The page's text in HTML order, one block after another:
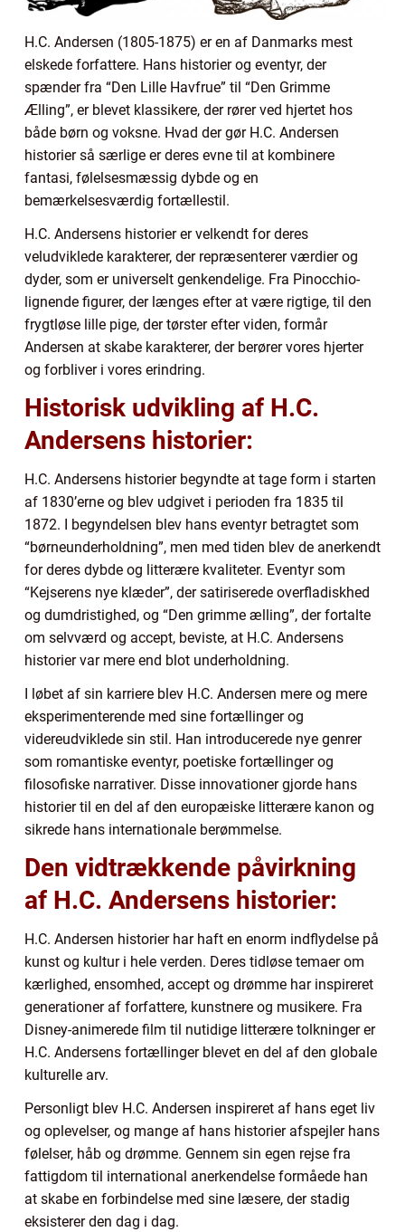
H.C. Andersen (1805-1875) er en af Danmarks mest
elskede forfattere. Hans historier og eventyr, der
spænder fra “Den Lille Havfrue” til “Den Grimme
Ælling”, er blevet klassikere, der rører ved hjertet hos
både børn og voksne. Hvad der gør H.C. Andersen
historier så særlige er deres evne til at kombinere
fantasi, følelsesmæssig dybde og en
bemærkelsesværdig fortællestil.
H.C. Andersens historier er velkendt for deres
veludviklede karakterer, der repræsenterer værdier og
dyder, som er universelt genkendelige. Fra Pinocchio-
lignende figurer, der længes efter at være rigtige, til den
frygtløse lille pige, der tørster efter viden, formår
Andersen at skabe karakterer, der berører vores hjerter
og forbliver i vores erindring.
Historisk udvikling af H.C.
Andersens historier:
H.C. Andersens historier begyndte at tage form i starten
af 1830’erne og blev udgivet i perioden fra 1835 til
1872. I begyndelsen blev hans eventyr betragtet som
“børneunderholdning”, men med tiden blev de anerkendt
for deres dybde og litterære kvaliteter. Eventyr som
“Kejserens nye klæder”, der satiriserede overfladiskhed
og dumdristighed, og “Den grimme ælling”, der fortalte
om selvværd og accept, beviste, at H.C. Andersens
historier var mere end blot underholdning.
I løbet af sin karriere blev H.C. Andersen mere og mere
eksperimenterende med sine fortællinger og
videreudviklede sin stil. Han introducerede nye genrer
som romantiske eventyr, poetiske fortællinger og
filosofiske narrativer. Disse innovationer gjorde hans
historier til en del af den europæiske litterære kanon og
sikrede hans internationale berømmelse.
Den vidtrækkende påvirkning
af H.C. Andersens historier:
H.C. Andersen historier har haft en enorm indflydelse på
kunst og kultur i hele verden. Deres tidløse temaer om
kærlighed, ensomhed, accept og drømme har inspireret
generationer af forfattere, kunstnere og musikere. Fra
Disney-animerede film til nutidige litterære tolkninger er
H.C. Andersens fortællinger blevet en del af den globale
kulturelle arv.
Personligt blev H.C. Andersen inspireret af hans eget liv
og oplevelser, og mange af hans historier afspejler hans
følelser, håb og drømme. Gennem sin egen rejse fra
fattigdom til international anerkendelse formåede han
at skabe en forbindelse med sine læsere, der stadig
eksisterer den dag i dag.